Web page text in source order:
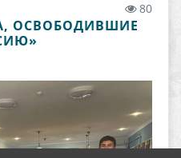
80
ОСВОБОДИВШИЕ